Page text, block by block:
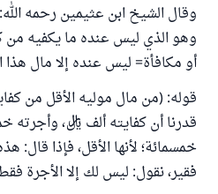
وقال الشيخ ابن عثيمين رحمه
وهو الذي ليس عنده ما يكفيه
أو مكافأة= ليس عنده إلا مال هذا
قوله: (من مال موليه الأقل من
قدرنا أن كفايته ألف ريال، وأجرته
خمسمائة؛ لأنها الأقل، فإذا قال:
فقير، نقول: ليس لك إلا الأجرة